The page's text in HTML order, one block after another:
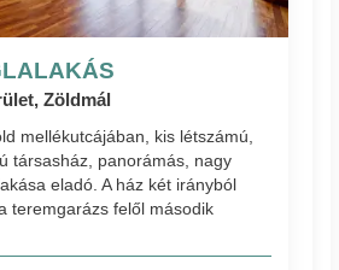
Zöldmál
mellékutcájában, kis létszámú,
társasház, panorámás, nagy
eladó. A ház két irányból
teremgarázs felől második